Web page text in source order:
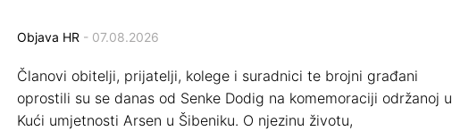
Objava HR - 07.08.2026
Članovi obitelji, prijatelji, kolege i suradnici te brojni građani
oprostili su se danas od Senke Dodig na komemoraciji održanoj u
Kući umjetnosti Arsen u Šibeniku. O njezinu životu,